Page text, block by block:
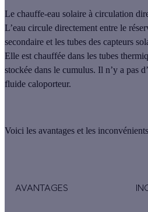
Le chauffe-eau solaire à circulation
L’eau circule directement entre le
secondaire et les tubes des capteurs
Elle est chauffée dans les tubes
stockée dans le cumulus. Il n’y a pas
fluide caloporteur.
Voici les avantages et les
AVANTAGES